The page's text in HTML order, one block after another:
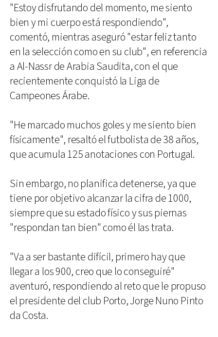
"Estoy disfrutando del momento, me siento
bien y mi cuerpo está respondiendo",
comentó, mientras aseguró "estar feliz tanto
en la selección como en su club", en referencia
a Al-Nassr de Arabia Saudita, con el que
recientemente conquistó la Liga de
Campeones Árabe.
"He marcado muchos goles y me siento bien
físicamente", resaltó el futbolista de 38 años,
que acumula 125 anotaciones con Portugal.
Sin embargo, no planifica detenerse, ya que
tiene por objetivo alcanzar la cifra de 1000,
siempre que su estado físico y sus piernas
"respondan tan bien" como él las trata.
"Va a ser bastante difícil, primero hay que
llegar a los 900, creo que lo conseguiré"
aventuró, respondiendo al reto que le propuso
el presidente del club Porto, Jorge Nuno Pinto
da Costa.